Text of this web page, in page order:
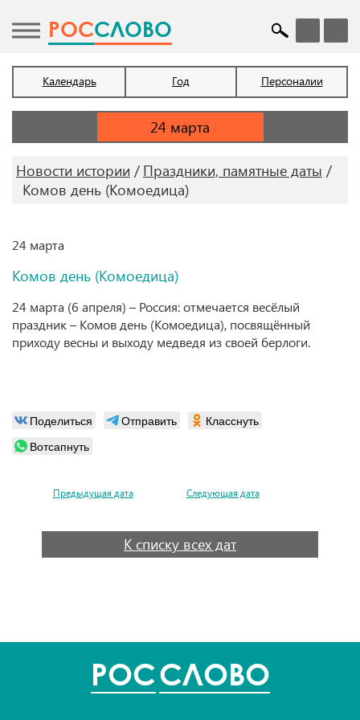
POCСЛОВО
Календарь Год Персоналии
Новости истории
Праздники, памятные даты
Комов день (Комоедица)
24 марта
Комов день (Комоедица)
24 марта (6 апреля) – Россия: отмечается весёлый
праздник – Комов день (Комоедица), посвящённый
приходу весны и выходу медведя из своей берлоги.
Поделиться Отправить
Класснуть
Вотсапнуть
Предыдущая дата Следующая дата
К списку всех дат
POCСЛОВО